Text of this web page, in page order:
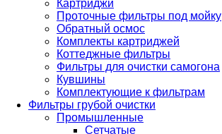
Картриджи
Проточные фильтры под мойку
Обратный осмос
Комплекты картриджей
Коттеджные фильтры
Фильтры для очистки самогона
Кувшины
Комплектующие к фильтрам
Фильтры грубой очистки
Промышленные
Сетчатые